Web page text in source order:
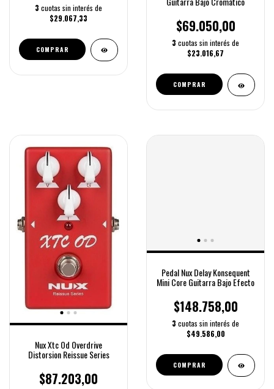
3 cuotas sin interés de
$29.067,33
COMPRAR
$69.050,00
3 cuotas sin interés de
$23.016,67
Nux Xtc Od Overdrive
Distorsion Reissue Series
$87.203,00
Pedal Nux Delay Konsequent
Mini Core Guitarra Bajo Efecto
$148.758,00
3 cuotas sin interés de
$49.586,00
COMPRAR